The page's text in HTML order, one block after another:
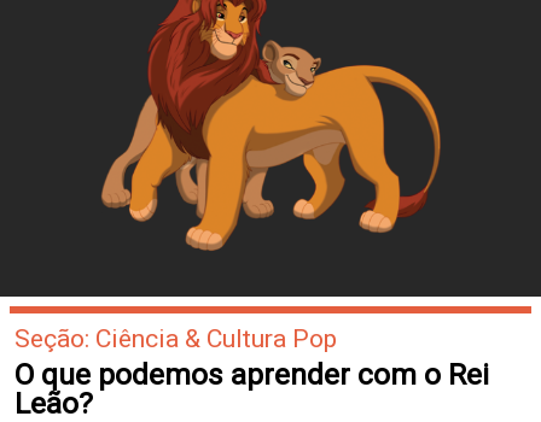
Seção: Ciência & Cultura Pop
O que podemos aprender com o Rei
Leão?